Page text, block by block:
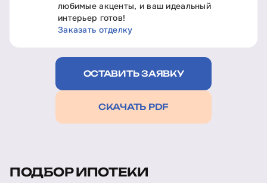
любимые акценты, и ваш идеальный
интерьер готов!
Заказать отделку
ОСТАВИТЬ ЗАЯВКУ
СКАЧАТЬ PDF
ПОДБОР ИПОТЕКИ